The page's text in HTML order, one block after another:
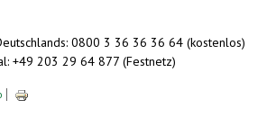
0800 3 36 36 36 64 (kostenlos)
+49 203 29 64 877 (Festnetz)